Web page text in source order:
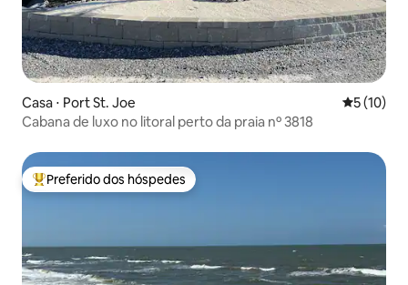
Casa ⋅ Port St. Joe 5 de uma
5 (10)
Cabana de luxo no litoral perto da praia nº 3818
Entre os melhores preferidos dos hóspedes
Preferido dos hóspedes